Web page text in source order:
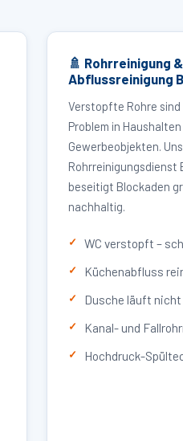
🚿 Rohrreinigung &
Abflussreinigung
Verstopfte Rohre
Problem in
Gewerbeobjekten.
Rohrreinigungsdienst
beseitigt Blockaden
nachhaltig.
WC verstopft –
Küchenabfluss
Dusche läuft nicht
Kanal- und
Hochdruck-